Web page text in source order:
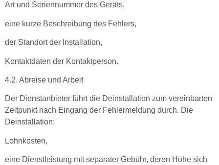
Art und Seriennummer des Geräts,
eine kurze Beschreibung des Fehlers,
der Standort der Installation,
Kontaktdaten der Kontaktperson.
4.2. Abreise und Arbeit
Der Dienstanbieter führt die Deinstallation zum vereinbarten
Zeitpunkt nach Eingang der Fehlermeldung durch. Die
Deinstallation:
Lohnkosten,
eine Dienstleistung mit separater Gebühr, deren Höhe sich